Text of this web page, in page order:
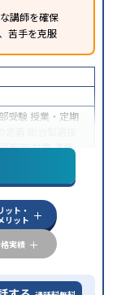
講師を確保
苦手を克服
受験 授業・定期
定着
検定)対策漢検
あり授業の振替
ブレットを利用
ット・
リット
実績